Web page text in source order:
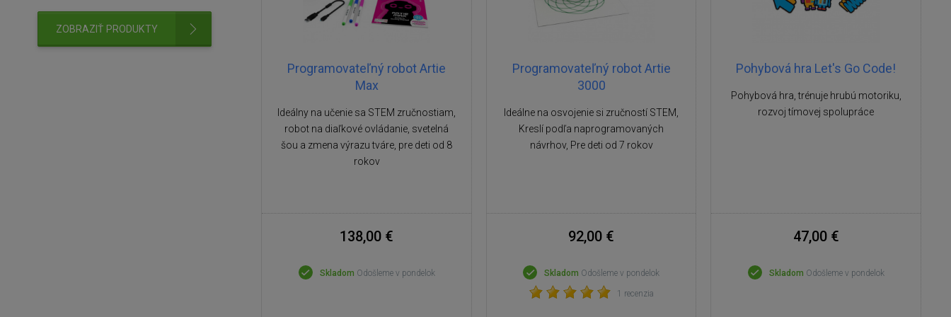
Programovateľný robot Artie
Max
Ideálny na učenie sa STEM zručnostiam,
robot na diaľkové ovládanie, svetelná
šou a zmena výrazu tváre, pre deti od 8
rokov
138,00 €
Skladom Odošleme v pondelok
Programovateľný robot Artie
3000
Ideálne na osvojenie si zručností STEM,
Kreslí podľa naprogramovaných
návrhov, Pre deti od 7 rokov
92,00 €
Skladom Odošleme v pondelok
1 recenzia
Pohybová hra Let's Go Code!
Pohybová hra, trénuje hrubú motoriku,
rozvoj tímovej spolupráce
47,00 €
Skladom Odošleme v pondelok
ZOBRAZIŤ PRODUKTY